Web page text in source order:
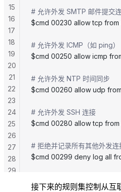
# 允许外发 SMTP 邮件提交
$cmd 00230 allow tcp
# 允许外发 ICMP（如 ping）
$cmd 00250 allow icmp
# 允许外发 NTP 时间同步
$cmd 00260 allow udp
# 允许外发 SSH 连接
$cmd 00280 allow tcp
# 拒绝并记录所有其他外发连
$cmd 00299 deny log all
15
16
17
18
19
20
21
22
23
24
25
26
27
28
29
接下来的规则集控制从互